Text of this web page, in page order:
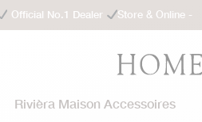
Official No.1 Dealer Store & Online -
Rivièra Maison Accessoires